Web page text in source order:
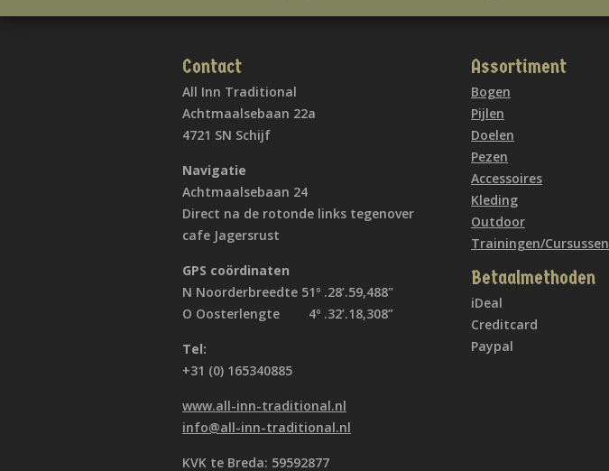
Contact
All Inn Traditional
Achtmaalsebaan 22a
4721 SN Schijf
Navigatie
Achtmaalsebaan 24
Direct na de rotonde links tegenover
cafe Jagersrust
GPS coördinaten
N Noorderbreedte 51º .28’.59,488"
O Oosterlengte 4º .32’.18,308”
Tel:
+31 (0) 165340885
www.all-inn-traditional.nl
info@all-inn-traditional.nl
KVK te Breda: 59592877
Assortiment
Bogen
Pijlen
Doelen
Pezen
Accessoires
Kleding
Outdoor
Trainingen/Cursussen
Betaalmethoden
iDeal
Creditcard
Paypal